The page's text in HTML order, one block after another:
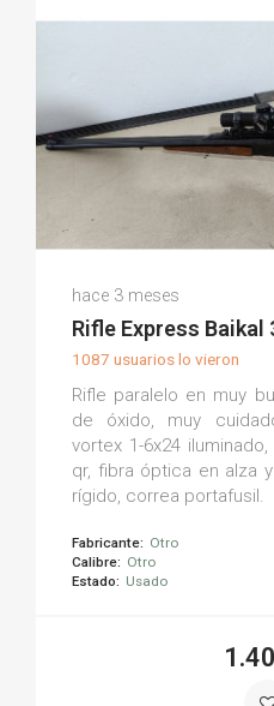
(0)
hace 3 meses
Rifle Express Baikal
1087 usuarios lo vieron
Rifle paralelo en muy
de óxido, muy
vortex 1-6x24
qr, fibra óptica en alza
rígido, correa portafusil.
Fabricante: Otro
Calibre: Otro
Estado: Usado